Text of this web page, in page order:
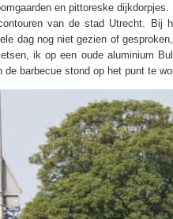
en pittoreske
van de stad Utrecht. Bij
dag nog niet gezien of
ik op een oude aluminium
de barbecue stond op het punt te